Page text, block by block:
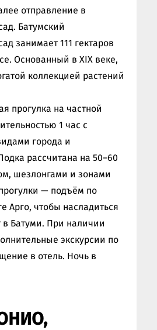
отправление в
Батумский
занимает 111 гектаров
Основанный в XIX веке,
коллекцией растений
прогулка на частной
1 час с
города и
рассчитана на 50–60
шезлонгами и зонами
— подъём по
Арго, чтобы насладиться
в Батуми. При наличии
экскурсии по
в отель. Ночь в